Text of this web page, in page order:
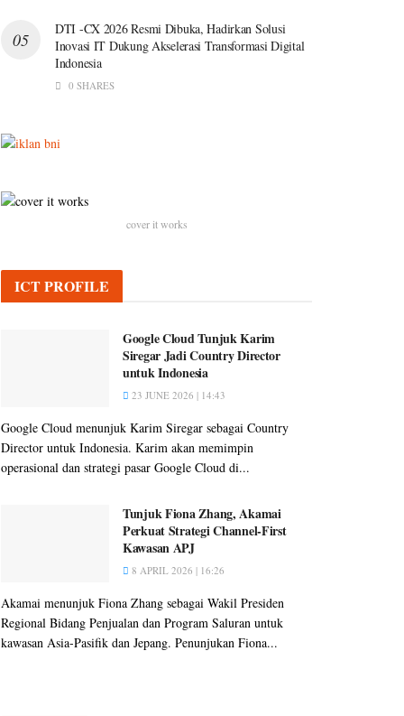
DTI -CX 2026 Resmi Dibuka, Hadirkan Solusi
Inovasi IT Dukung Akselerasi Transformasi Digital
Indonesia
0 SHARES
cover it works
ICT PROFILE
Google Cloud Tunjuk Karim
Siregar Jadi Country Director
untuk Indonesia
23 JUNE 2026 | 14:43
Google Cloud menunjuk Karim Siregar sebagai Country
Director untuk Indonesia. Karim akan memimpin
operasional dan strategi pasar Google Cloud di...
Tunjuk Fiona Zhang, Akamai
Perkuat Strategi Channel-First
Kawasan APJ
8 APRIL 2026 | 16:26
Akamai menunjuk Fiona Zhang sebagai Wakil Presiden
Regional Bidang Penjualan dan Program Saluran untuk
kawasan Asia-Pasifik dan Jepang. Penunjukan Fiona...